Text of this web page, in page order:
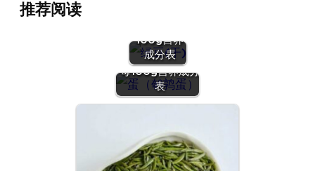
推荐阅读
100g营养
成分表
『蛋（鹌鹑
蛋）』营养价值 |
每100g营养成分
表